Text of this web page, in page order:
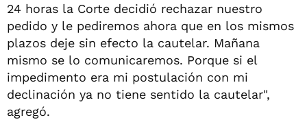
24 horas la Corte decidió rechazar nuestro
pedido y le pediremos ahora que en los mismos
plazos deje sin efecto la cautelar. Mañana
mismo se lo comunicaremos. Porque si el
impedimento era mi postulación con mi
declinación ya no tiene sentido la cautelar",
agregó.